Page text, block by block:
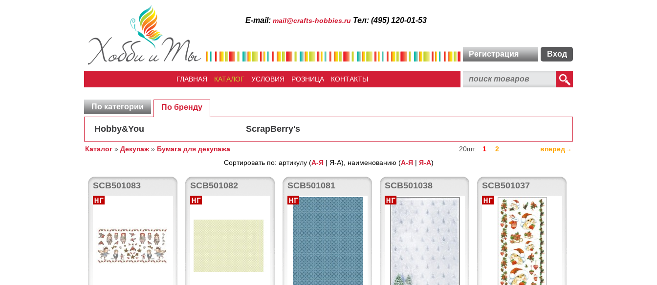
Е-mail: mail@crafts-hobbies.ruТел: (495) 120-01-53
Регистрация Вход
ГЛАВНАЯ КАТАЛОГ УСЛОВИЯ РОЗНИЦА КОНТАКТЫ
По категории По бренду
Hobby&You ScrapBerry's
Каталог » Декупаж » Бумага для декупажа 20шт. 1 2
вперед→
Сортировать по: артикулу (А-Я| Я-А), наименованию (А-Я| Я-А)
SCB501083 SCB501082 SCB501081 SCB501038 SCB501037